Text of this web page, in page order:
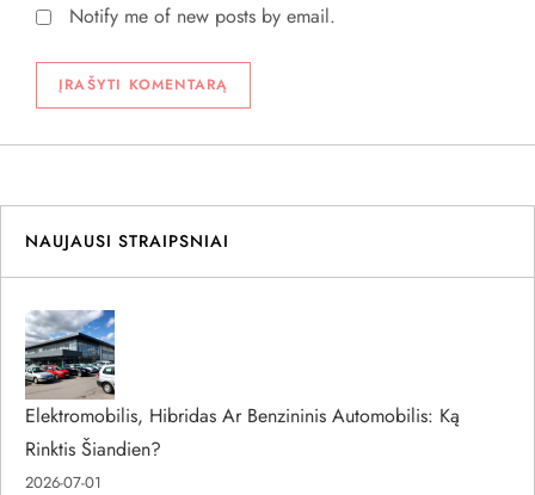
Notify me of new posts by email.
NAUJAUSI STRAIPSNIAI
Elektromobilis, Hibridas Ar Benzininis Automobilis: Ką
Rinktis Šiandien?
2026-07-01